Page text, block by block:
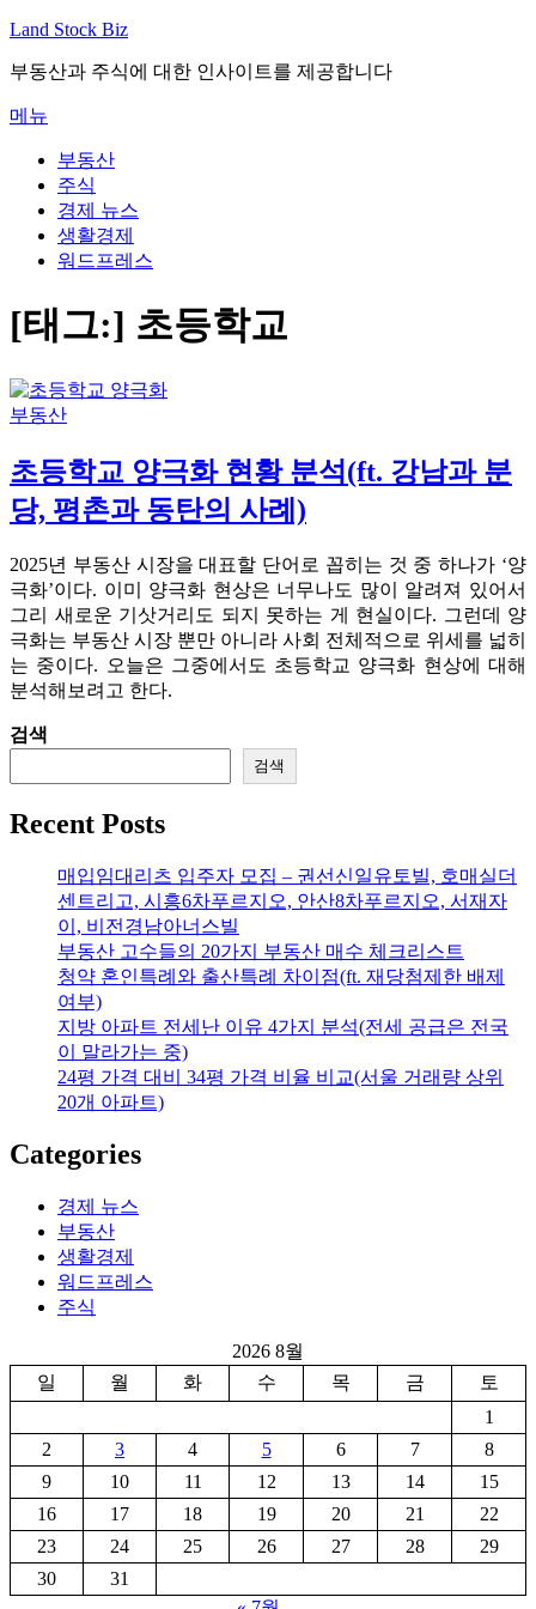
내
으
로
바
Land Stock Biz
부동산과 주식에 대한 인사이트를 제공합니다
메뉴
부동산
주식
경제 뉴스
생활경제
워드프레스
[태그:] 초등학교
부동산
초등학교 양극화 현황 분석(ft. 강남과 분
당, 평촌과 동탄의 사례)
2025년 부동산 시장을 대표할 단어로 꼽히는 것 중 하나가 ‘양
극화’이다. 이미 양극화 현상은 너무나도 많이 알려져 있어서
그리 새로운 기삿거리도 되지 못하는 게 현실이다. 그런데 양
극화는 부동산 시장 뿐만 아니라 사회 전체적으로 위세를 넓히
는 중이다. 오늘은 그중에서도 초등학교 양극화 현상에 대해
분석해보려고 한다.
검색
검색
Recent Posts
매입임대리츠 입주자 모집 – 권선신일유토빌, 호매실더
센트리고, 시흥6차푸르지오, 안산8차푸르지오, 서재자
이, 비전경남아너스빌
부동산 고수들의 20가지 부동산 매수 체크리스트
청약 혼인특례와 출산특례 차이점(ft. 재당첨제한 배제
여부)
지방 아파트 전세난 이유 4가지 분석(전세 공급은 전국
이 말라가는 중)
24평 가격 대비 34평 가격 비율 비교(서울 거래량 상위
20개 아파트)
Categories
경제 뉴스
부동산
생활경제
워드프레스
주식
2026 8월
일
월 화 수 목 금
토
1
2
3 4 5 6 7
8
9
10 11 12 13 14
15
16
17 18 19 20 21
22
23
24 25 26 27 28
29
30
31